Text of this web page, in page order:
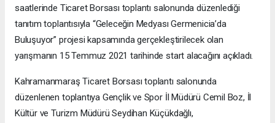
saatlerinde Ticaret Borsası toplantı salonunda düzenlediği
tanıtım toplantısıyla “Geleceğin Medyası Germenicia’da
Buluşuyor” projesi kapsamında gerçekleştirilecek olan
yarışmanın 15 Temmuz 2021 tarihinde start alacağını açıkladı.
Kahramanmaraş Ticaret Borsası toplantı salonunda
düzenlenen toplantıya Gençlik ve Spor İl Müdürü Cemil Boz, İl
Kültür ve Turizm Müdürü Seydihan Küçükdağlı,